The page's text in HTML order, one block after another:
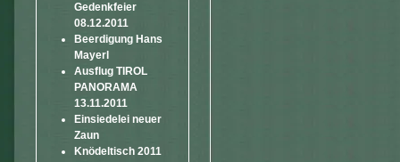
Gedenkfeier
08.12.2011
Beerdigung Hans
Mayerl
Ausflug TIROL
PANORAMA
13.11.2011
Einsiedelei neuer
Zaun
Knödeltisch 2011